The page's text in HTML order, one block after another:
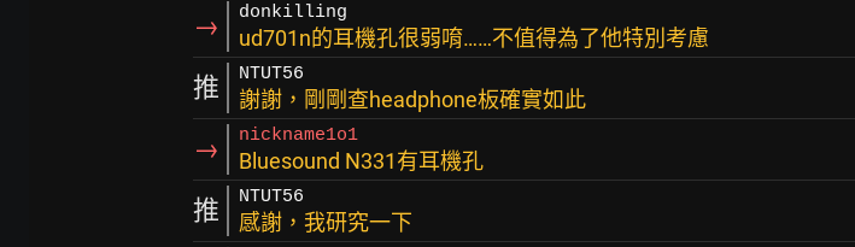
→ donkilling
ud701n的耳機孔很弱唷……不值得為了他特別考慮
推 NTUT56
謝謝，剛剛查headphone板確實如此
→ nickname1o1
Bluesound N331有耳機孔
推 NTUT56
感謝，我研究一下